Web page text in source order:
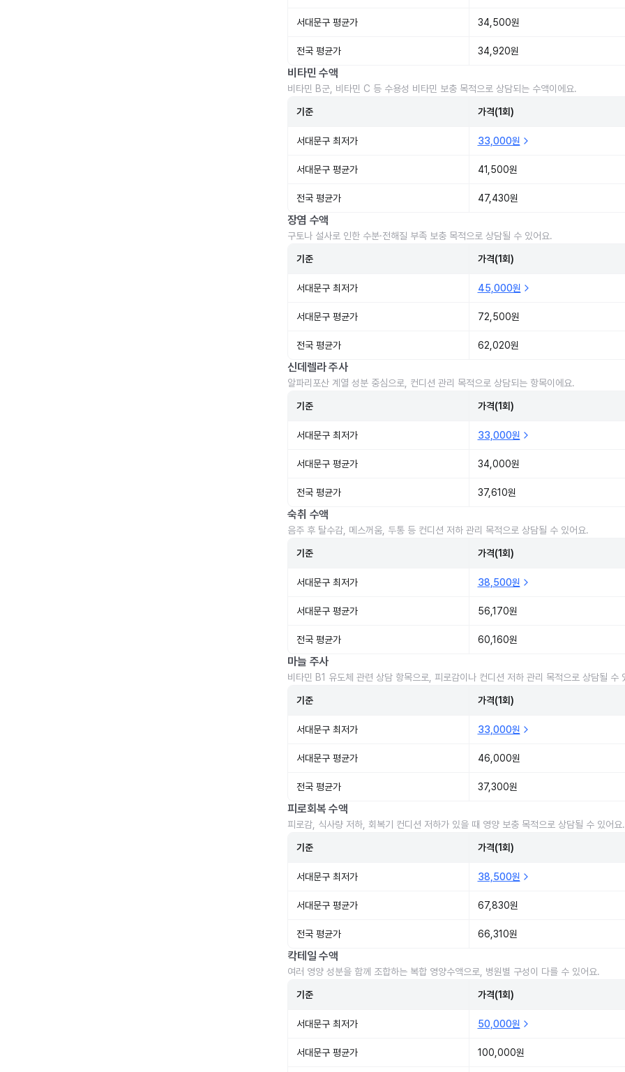
서대문구 평균가 34,500원
전국 평균가 34,920원
비타민 수액
비타민 B군, 비타민 C 등 수용성 비타민 보충 목적으로 상담되는 수액이에요.
기준 가격(1회)
서대문구 최저가 33,000원
서대문구 평균가 41,500원
전국 평균가 47,430원
장염 수액
구토나 설사로 인한 수분·전해질 부족 보충 목적으로 상담될 수 있어요.
기준 가격(1회)
서대문구 최저가 45,000원
서대문구 평균가 72,500원
전국 평균가 62,020원
신데렐라 주사
알파리포산 계열 성분 중심으로, 컨디션 관리 목적으로 상담되는 항목이에요.
기준 가격(1회)
서대문구 최저가 33,000원
서대문구 평균가 34,000원
전국 평균가 37,610원
숙취 수액
음주 후 탈수감, 메스꺼움, 두통 등 컨디션 저하 관리 목적으로 상담될 수 있어요.
기준 가격(1회)
서대문구 최저가 38,500원
서대문구 평균가 56,170원
전국 평균가 60,160원
마늘 주사
비타민 B1 유도체 관련 상담 항목으로, 피로감이나 컨디션 저하 관리 목적으로 상담될 수
기준 가격(1회)
서대문구 최저가 33,000원
서대문구 평균가 46,000원
전국 평균가 37,300원
피로회복 수액
피로감, 식사량 저하, 회복기 컨디션 저하가 있을 때 영양 보충 목적으로 상담될 수 있어요.
기준 가격(1회)
서대문구 최저가 38,500원
서대문구 평균가 67,830원
전국 평균가 66,310원
칵테일 수액
여러 영양 성분을 함께 조합하는 복합 영양수액으로, 병원별 구성이 다를 수 있어요.
기준 가격(1회)
서대문구 최저가 50,000원
서대문구 평균가 100,000원